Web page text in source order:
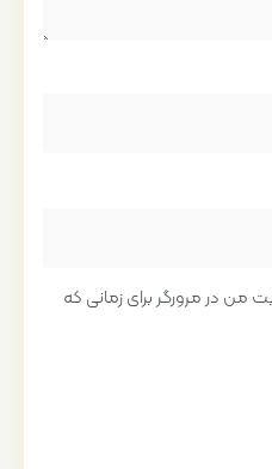
من در مرورگر برای زمانی که